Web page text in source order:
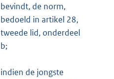
bevindt, de norm,
bedoeld in artikel 28,
tweede lid, onderdeel
b;
indien de jongste